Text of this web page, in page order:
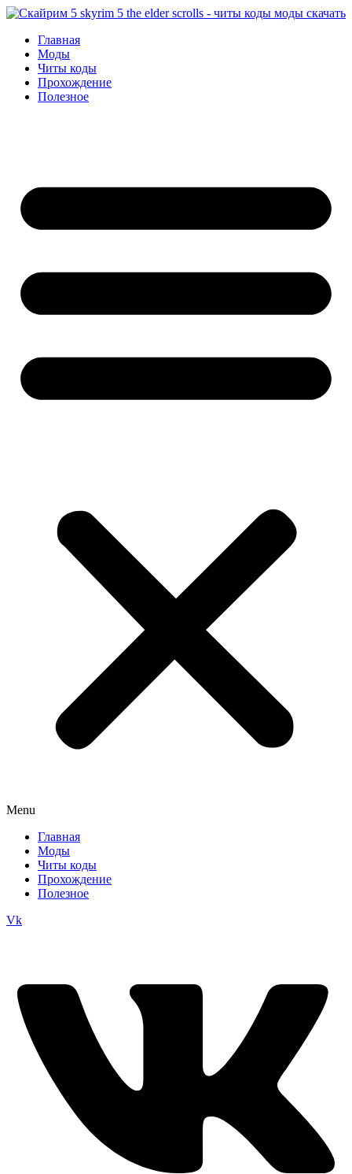
Перейти
содержимому
Главная
Моды
Читы коды
Прохождение
Полезное
Menu
Главная
Моды
Читы коды
Прохождение
Полезное
Vk